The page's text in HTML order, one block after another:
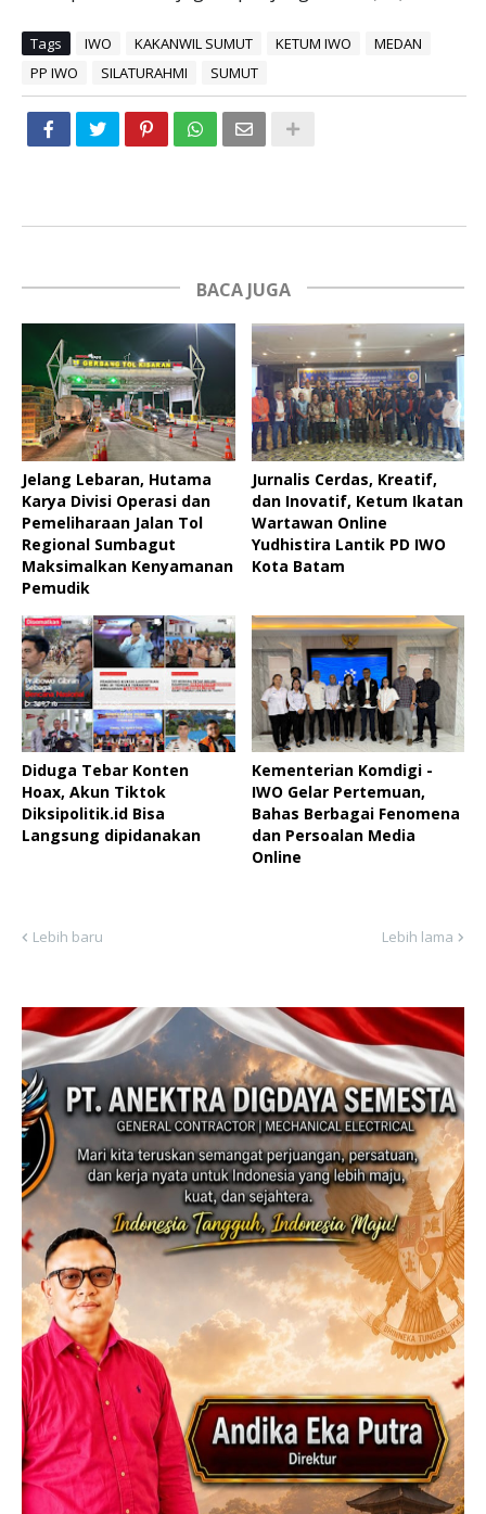
Tags IWO KAKANWIL SUMUT KETUM IWO
MEDAN
PP IWO
SILATURAHMI SUMUT
BACA JUGA
Jelang Lebaran, Hutama
Karya Divisi Operasi dan
Pemeliharaan Jalan Tol
Regional Sumbagut
Maksimalkan Kenyamanan
Pemudik
Jurnalis Cerdas, Kreatif,
dan Inovatif, Ketum Ikatan
Wartawan Online
Yudhistira Lantik PD IWO
Kota Batam
Diduga Tebar Konten
Hoax, Akun Tiktok
Diksipolitik.id Bisa
Langsung dipidanakan
Kementerian Komdigi -
IWO Gelar Pertemuan,
Bahas Berbagai Fenomena
dan Persoalan Media
Online
Lebih baru Lebih lama